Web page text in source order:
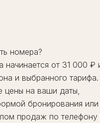
номера?
начинается от 31 000 ₽
и выбранного
цены на ваши даты,
бронирования или
продаж по телефону